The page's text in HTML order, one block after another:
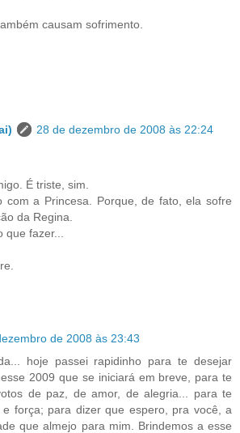
causam sofrimento.
28 de dezembro de 2008 às 22:24
É triste, sim.
com a Princesa. Porque, de fato, ela sofre
da Regina.
fazer...
de 2008 às 23:43
hoje passei rapidinho para te desejar
2009 que se iniciará em breve, para te
de paz, de amor, de alegria... para te
e força; para dizer que espero, pra você, a
que almejo para mim. Brindemos a esse